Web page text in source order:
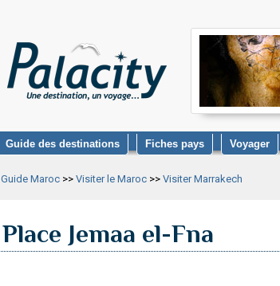
Guide des destinations Fiches pays Voyager
Guide Maroc >> Visiter le Maroc >> Visiter Marrakech
Place Jemaa el-Fna